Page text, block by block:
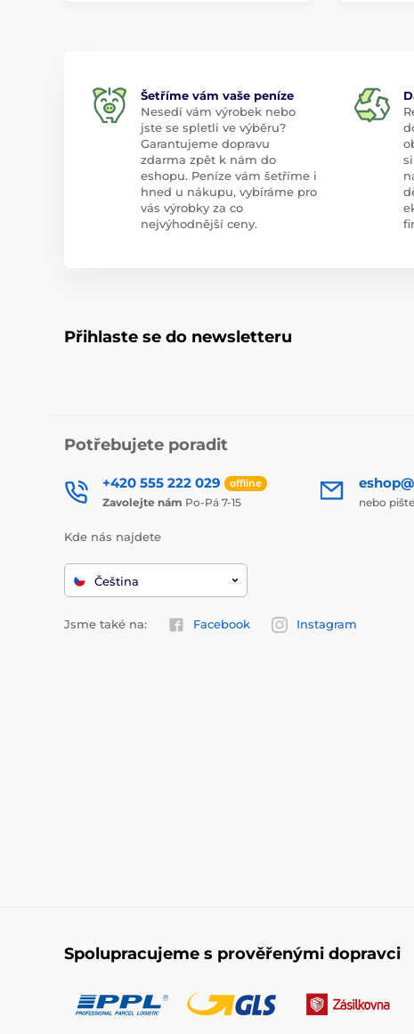
Šetříme vám vaše peníze
Nesedí vám výrobek nebo
jste se spletli ve výběru?
Garantujeme dopravu
zdarma zpět k nám do
eshopu. Peníze vám šetříme i
hned u nákupu, vybíráme pro
vás výrobky za co
nejvýhodnější ceny.
Přihlaste se do newsletteru
Potřebujete poradit
+420 555 222 029 offline
Zavolejte nám Po-Pá 7-15 nebo pište
Kde nás najdete
Čeština
Jsme také na: Facebook Instagram
Spolupracujeme s prověřenými dopravci